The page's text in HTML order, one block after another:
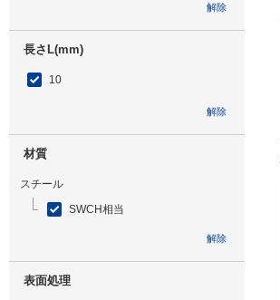
解除
長さL(mm)
10
解除
材質
スチール
SWCH相当
解除
表面処理